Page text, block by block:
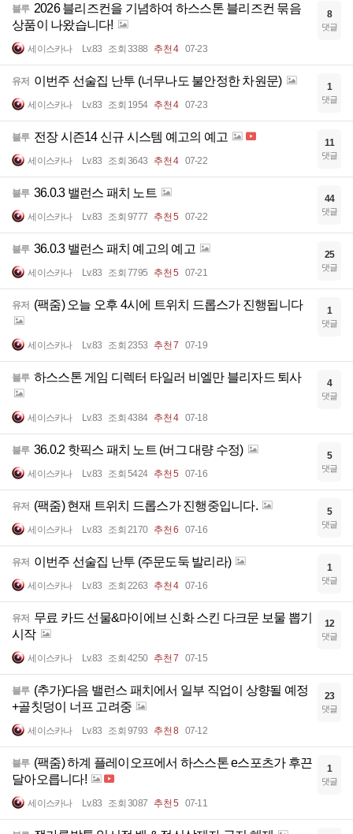
블루 2026 블리즈컨을 기념하여 하스스톤 블리즈컨 묶음
상품이 나왔습니다!
세이스카나 Lv.83 조회 3388 추천 4 07-23
8
댓글
유저 이번주 선술집 난투 (너무나도 불안정한 차원문)
세이스카나 Lv.83 조회 1954 추천 4 07-23
1
댓글
블루 전장 시즌14 신규 시스템 예고의 예고
세이스카나 Lv.83 조회 3643 추천 4 07-22
11
댓글
블루 36.0.3 밸런스 패치 노트
세이스카나 Lv.83 조회 9777 추천 5 07-22
44
댓글
블루 36.0.3 밸런스 패치 예고의 예고
세이스카나 Lv.83 조회 7795 추천 5 07-21
25
댓글
유저 (팩줌) 오늘 오후 4시에 트위치 드롭스가 진행됩니다
세이스카나 Lv.83 조회 2353 추천 7 07-19
1
댓글
블루 하스스톤 게임 디렉터 타일러 비엘만 블리자드 퇴사
세이스카나 Lv.83 조회 4384 추천 4 07-18
4
댓글
블루 36.0.2 핫픽스 패치 노트 (버그 대량 수정)
세이스카나 Lv.83 조회 5424 추천 5 07-16
5
댓글
유저 (팩줌) 현재 트위치 드롭스가 진행중입니다.
세이스카나 Lv.83 조회 2170 추천 6 07-16
5
댓글
유저 이번주 선술집 난투 (주문도둑 발리라)
세이스카나 Lv.83 조회 2263 추천 4 07-16
1
댓글
유저 무료 카드 선물&마이에브 신화 스킨 다크문 보물 뽑기
시작
세이스카나 Lv.83 조회 4250 추천 7 07-15
12
댓글
블루 (추가)다음 밸런스 패치에서 일부 직업이 상향될 예정
+골칫덩이 너프 고려중
세이스카나 Lv.83 조회 9793 추천 8 07-12
23
댓글
블루 (팩줌) 하계 플레이오프에서 하스스톤 e스포츠가 후끈
달아오릅니다!
세이스카나 Lv.83 조회 3087 추천 5 07-11
1
댓글